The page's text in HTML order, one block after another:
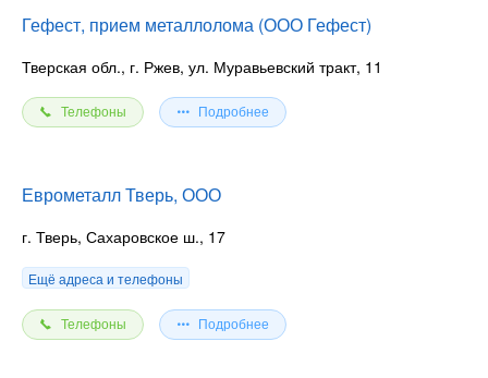
оборудованием. В арсенале компании представлены
крупногабаритные машины, способные вывозить металл
любых габаритов. Мы гарантируем выгодные на прием лома,
определением стоимости.
Реклама. Erid 2VSb5xdPQb4. ИНН 6950216023. ООО
Гефест, прием металлолома (ООО Гефест)
Тверская обл., г. Ржев, ул. Муравьевский тракт, 11
Телефоны Подробнее
Еврометалл Тверь, ООО
г. Тверь, Сахаровское ш., 17
Ещё адреса и телефоны
Телефоны Подробнее